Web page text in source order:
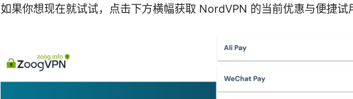
如果你想现在就试试，点击下方横幅获取 NordVPN 的当前优惠与便捷试